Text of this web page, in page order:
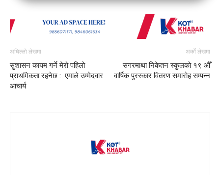
अघिल्लो लेखमा
सुशासन कायम गर्ने मेरो पहिलो
प्राथमिकता रहनेछ : एमाले उम्मेदवार
आचार्य
अर्को लेखमा
सगरमाथा निकेतन स्कुलको १९ औँ
वार्षिक पुरस्कार वितरण समारोह सम्पन्न